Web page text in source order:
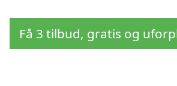
Få 3 tilbud, gratis og